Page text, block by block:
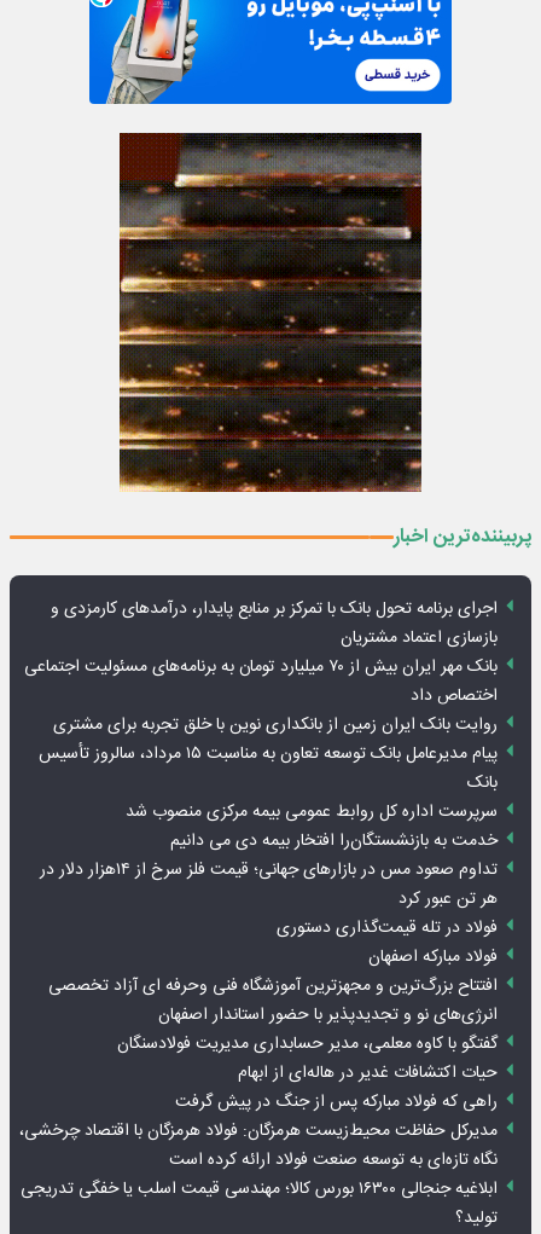
پربیننده‌ترین اخبار
اجرای برنامه تحول بانک با تمرکز بر منابع پایدار، درآمدهای کارمزدی و
بازسازی اعتماد مشتریان
بانک مهر ایران بیش از ۷۰ میلیارد تومان به برنامه‌های مسئولیت اجتماعی
اختصاص داد
روایت بانک ایران زمین از بانکداری نوین با خلق تجربه برای مشتری
پیام مدیرعامل بانک توسعه تعاون به مناسبت ۱۵ مرداد، سالروز تأسیس
بانک
سرپرست اداره کل روابط عمومی بیمه مرکزی منصوب شد
خدمت به بازنشستگان‌را افتخار بیمه دی می دانیم
تداوم صعود مس در بازارهای جهانی؛ قیمت فلز سرخ از ۱۴هزار دلار در
هر تن عبور کرد
فولاد در تله قیمت‌گذاری دستوری
فولاد مبارکه اصفهان
افتتاح بزرگ‌ترین و مجهزترین آموزشگاه فنی وحرفه ای آزاد تخصصی
انرژی‌های نو و تجدیدپذیر با حضور استاندار اصفهان
گفتگو با کاوه معلمی، مدیر حسابداری مدیریت فولادسنگان
حیات اکتشافات غدیر در هاله‌ای از ابهام
راهی که فولاد مبارکه پس از جنگ در پیش گرفت
مدیرکل حفاظت محیط‌زیست هرمزگان: فولاد هرمزگان با اقتصاد چرخشی،
نگاه تازه‌ای به توسعه صنعت فولاد ارائه کرده است
ابلاغیه جنجالی ۱۶۳۰۰ بورس کالا؛ مهندسی قیمت اسلب یا خفگی تدریجی
تولید؟